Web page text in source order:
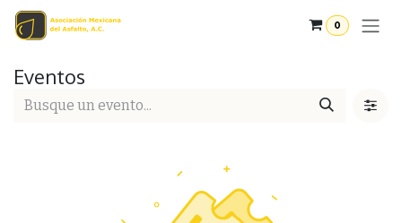
Ir al contenido
0
Eventos